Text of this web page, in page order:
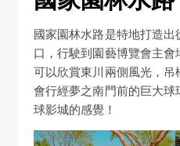
國家園林水路是特地打造
口，行駛到園藝博覽會主
可以欣賞東川兩側風光，
會行經夢之南門前的巨大
球影城的感覺！